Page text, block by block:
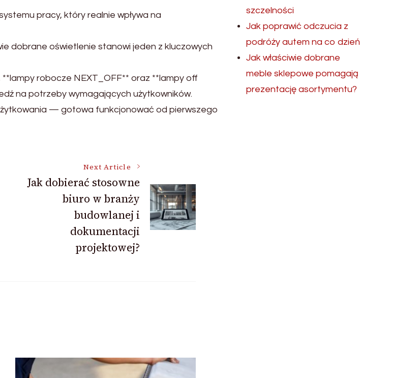
pracy, który realnie wpływa na
dobrane oświetlenie stanowi jeden z kluczowych
robocze NEXT_OFF** oraz **lampy off
na potrzeby wymagających użytkowników.
— gotowa funkcjonować od pierwszego
Next Article
Jak dobierać stosowne
biuro w branży
budowlanej i
dokumentacji
projektowej?
szczelności
Jak poprawić odczucia z
podróży autem na co dzień
Jak właściwie dobrane
meble sklepowe pomagają
prezentację asortymentu?